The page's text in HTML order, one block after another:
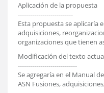
Aplicación de la propuesta
---------------------------
Esta propuesta se aplicaría
adquisiciones,
organizaciones que tienen
Modificación del texto
-----------------------------
Se agregaría en el Manual
ASN Fusiones,